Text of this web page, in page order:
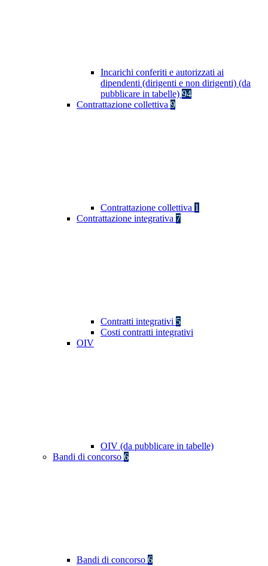
Incarichi conferiti e autorizzati ai
dipendenti (dirigenti e non dirigenti) (da
pubblicare in tabelle) 94
Contrattazione collettiva 9
Contrattazione collettiva 1
Contrattazione integrativa 7
Contratti integrativi 5
Costi contratti integrativi
OIV
OIV (da pubblicare in tabelle)
Bandi di concorso 6
Bandi di concorso 6